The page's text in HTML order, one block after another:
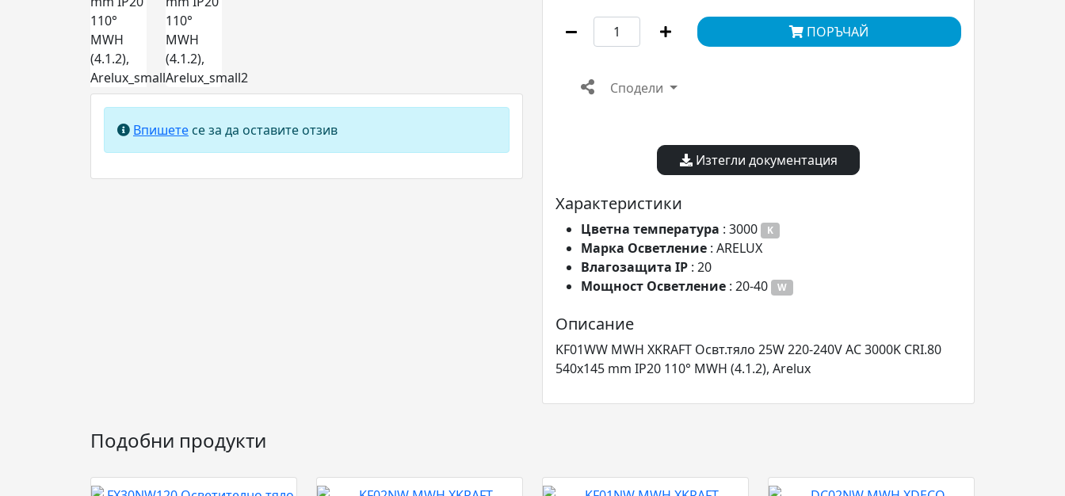
Впишете се за да оставите отзив
ПОРЪЧАЙ
Сподели
Изтегли документация
Характеристики
Цветна температура : 3000 K
Марка Осветление : ARELUX
Влагозащита IP : 20
Мощност Осветление : 20-40 W
Описание
KF01WW MWH XKRAFT Освт.тяло 25W 220-240V AC 3000K CRI.80
540x145 mm IP20 110° MWH (4.1.2), Arelux
Подобни продукти